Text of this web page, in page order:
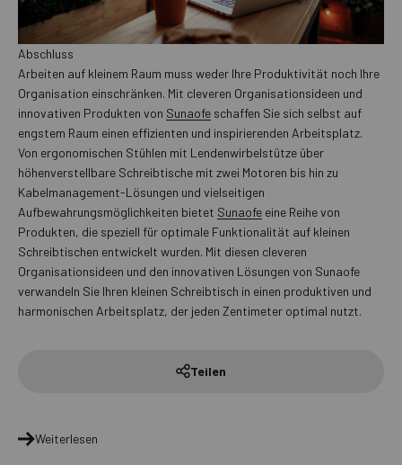
Abschluss
Arbeiten auf kleinem Raum muss weder Ihre Produktivität noch Ihre
Organisation einschränken. Mit cleveren Organisationsideen und
innovativen Produkten von Sunaofe schaffen Sie sich selbst auf
engstem Raum einen effizienten und inspirierenden Arbeitsplatz.
Von ergonomischen Stühlen mit Lendenwirbelstütze über
höhenverstellbare Schreibtische mit zwei Motoren bis hin zu
Kabelmanagement-Lösungen und vielseitigen
Aufbewahrungsmöglichkeiten bietet Sunaofe eine Reihe von
Produkten, die speziell für optimale Funktionalität auf kleinen
Schreibtischen entwickelt wurden. Mit diesen cleveren
Organisationsideen und den innovativen Lösungen von Sunaofe
verwandeln Sie Ihren kleinen Schreibtisch in einen produktiven und
harmonischen Arbeitsplatz, der jeden Zentimeter optimal nutzt.
Teilen
Weiterlesen